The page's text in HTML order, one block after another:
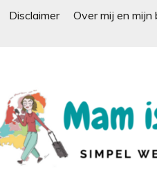
Disclaimer Over mij en mijn